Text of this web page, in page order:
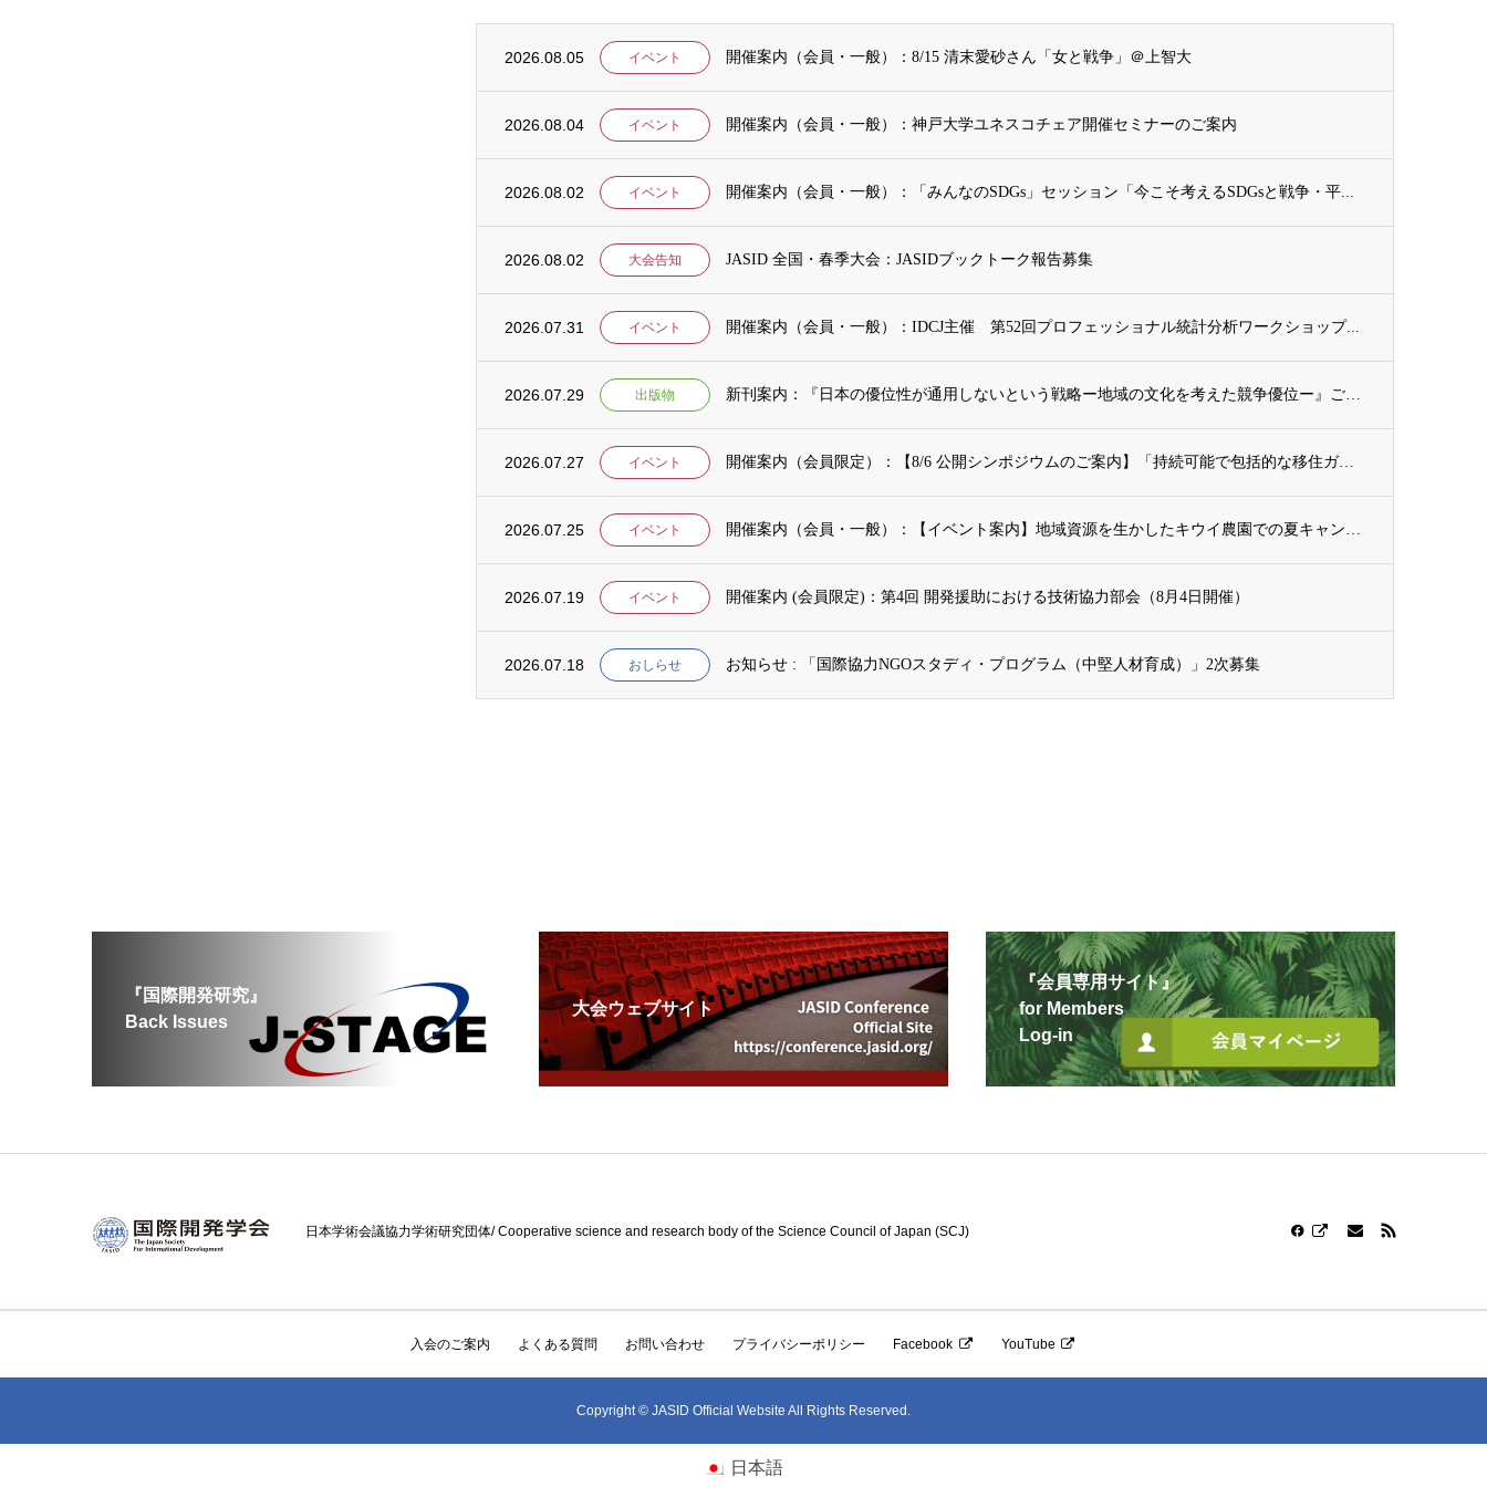
2026.08.05 イベント 開催案内（会員・一般）：8/15 清末愛砂さん「女と戦争」＠上智大
2026.08.04 イベント 開催案内（会員・一般）：神戸大学ユネスコチェア開催セミナーのご案内
2026.08.02 イベント 開催案内（会員・一般）：「みんなのSDGs」セッション「今こそ考えるSDGsと戦争・平...
2026.08.02 大会告知 JASID 全国・春季大会：JASIDブックトーク報告募集
2026.07.31 イベント 開催案内（会員・一般）：IDCJ主催 第52回プロフェッショナル統計分析ワークショップ...
2026.07.29 出版物 新刊案内：『日本の優位性が通用しないという戦略ー地域の文化を考えた競争優位ー』ご案内
2026.07.27 イベント 開催案内（会員限定）：【8/6 公開シンポジウムのご案内】「持続可能で包括的な移住ガバ...
2026.07.25 イベント 開催案内（会員・一般）：【イベント案内】地域資源を生かしたキウイ農園での夏キャンプ「農...
2026.07.19 イベント 開催案内 (会員限定)：第4回 開発援助における技術協力部会（8月4日開催）
2026.07.18 おしらせ お知らせ : 「国際協力NGOスタディ・プログラム（中堅人材育成）」2次募集
『国際開発研究』
Back Issues
大会ウェブサイト
『会員専用サイト』
for Members
Log-in
日本学術会議協力学術研究団体/ Cooperative science and research body of the Science Council of Japan (SCJ)
入会のご案内 よくある質問 お問い合わせ プライバシーポリシー Facebook YouTube
Copyright © JASID Official Website All Rights Reserved.
日本語